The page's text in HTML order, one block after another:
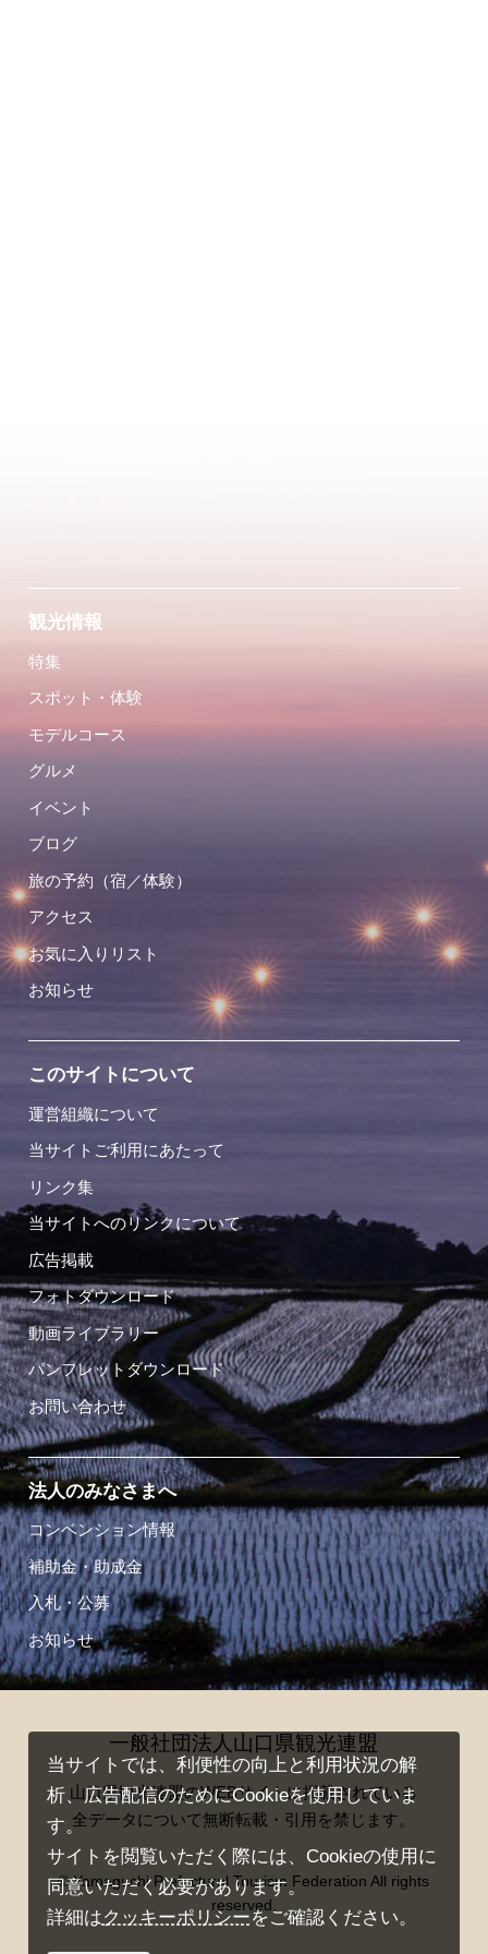
観光情報
特集
スポット・体験
モデルコース
グルメ
イベント
ブログ
旅の予約（宿／体験）
アクセス
お気に入りリスト
お知らせ
このサイトについて
運営組織について
当サイトご利用にあたって
リンク集
当サイトへのリンクについて
広告掲載
フォトダウンロード
動画ライブラリー
パンフレットダウンロード
お問い合わせ
法人のみなさまへ
コンベンション情報
補助金・助成金
入札・公募
お知らせ
一般社団法人山口県観光連盟
山口県観光連盟のWEBサイトに掲載されている
全データについて無断転載・引用を禁じます。
© Yamaguchi Prefectural Tourism Federation All rights
reserved.
当サイトでは、利便性の向上と利用状況の解
析、広告配信のためにCookieを使用していま
す。
サイトを閲覧いただく際には、Cookieの使用に
同意いただく必要があります。
詳細はクッキーポリシーをご確認ください。